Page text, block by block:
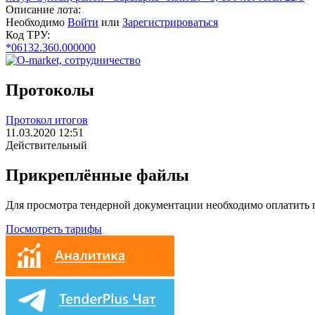
Описание лота:
Необходимо Войти или Зарегистрироваться
Код ТРУ:
*06132.360.000000
Протоколы
Протокол итогов
11.03.2020 12:51
Действительный
Прикреплённые файлы
Для просмотра тендерной документации необходимо оплатить
Посмотреть тарифы